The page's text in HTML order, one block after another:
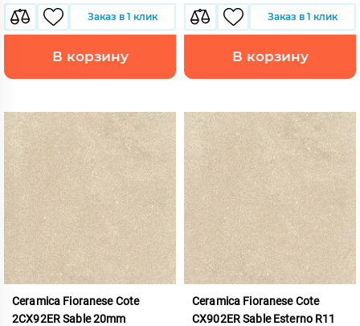
Заказ в 1 клик
В корзину
Заказ в 1 клик
В корзину
Ceramica Fioranese Cote
2CX92ER Sable 20mm
Ceramica Fioranese Cote
CX902ER Sable Esterno R11